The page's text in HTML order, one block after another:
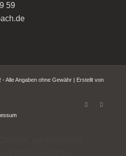
59
Alle Angaben ohne Gewähr | Erstellt von